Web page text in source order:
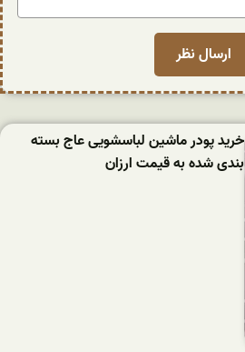
خرید پودر ماشین لباسشویی عاج بسته
بندی شده به قیمت ارزان